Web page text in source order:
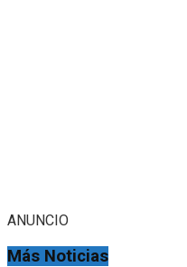
ANUNCIO
Más Noticias